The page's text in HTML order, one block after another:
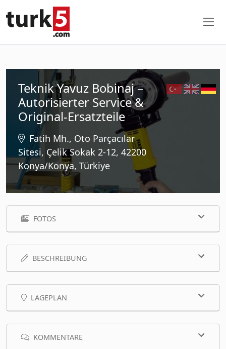
Teknik Yavuz Bobinaj –
Autorisierter Service &
Original-Ersatzteile
Fatih Mh., Oto Parçacılar
Sitesi, Çelik Sokak 2-12, 42200
Konya/Konya, Türkiye
FOTOS
BESCHREIBUNG
LAGEPLAN
KOMMENTARE